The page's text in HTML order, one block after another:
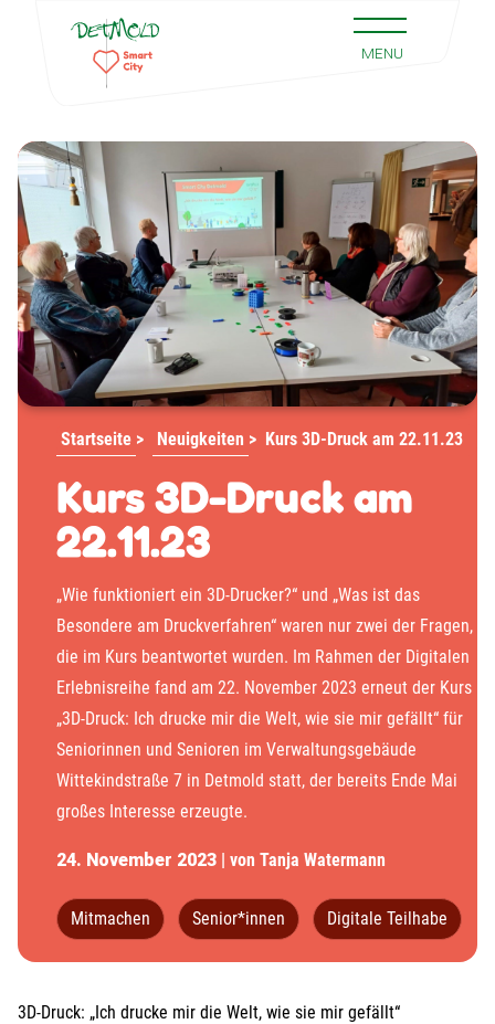
Startseite > Neuigkeiten > Kurs 3D-Druck am 22.11.23
Kurs 3D-Druck am
22.11.23
„Wie funktioniert ein 3D-Drucker?“ und „Was ist das
Besondere am Druckverfahren“ waren nur zwei der Fragen,
die im Kurs beantwortet wurden. Im Rahmen der Digitalen
Erlebnisreihe fand am 22. November 2023 erneut der Kurs
„3D-Druck: Ich drucke mir die Welt, wie sie mir gefällt“ für
Seniorinnen und Senioren im Verwaltungsgebäude
Wittekindstraße 7 in Detmold statt, der bereits Ende Mai
großes Interesse erzeugte.
24. November 2023| von Tanja Watermann
Mitmachen Senior*innen Digitale Teilhabe
3D-Druck: „Ich drucke mir die Welt, wie sie mir gefällt“